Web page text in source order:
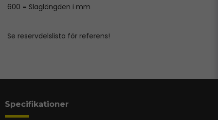
600 = Slaglängden i mm
Se reservdelslista för referens!
Specifikationer